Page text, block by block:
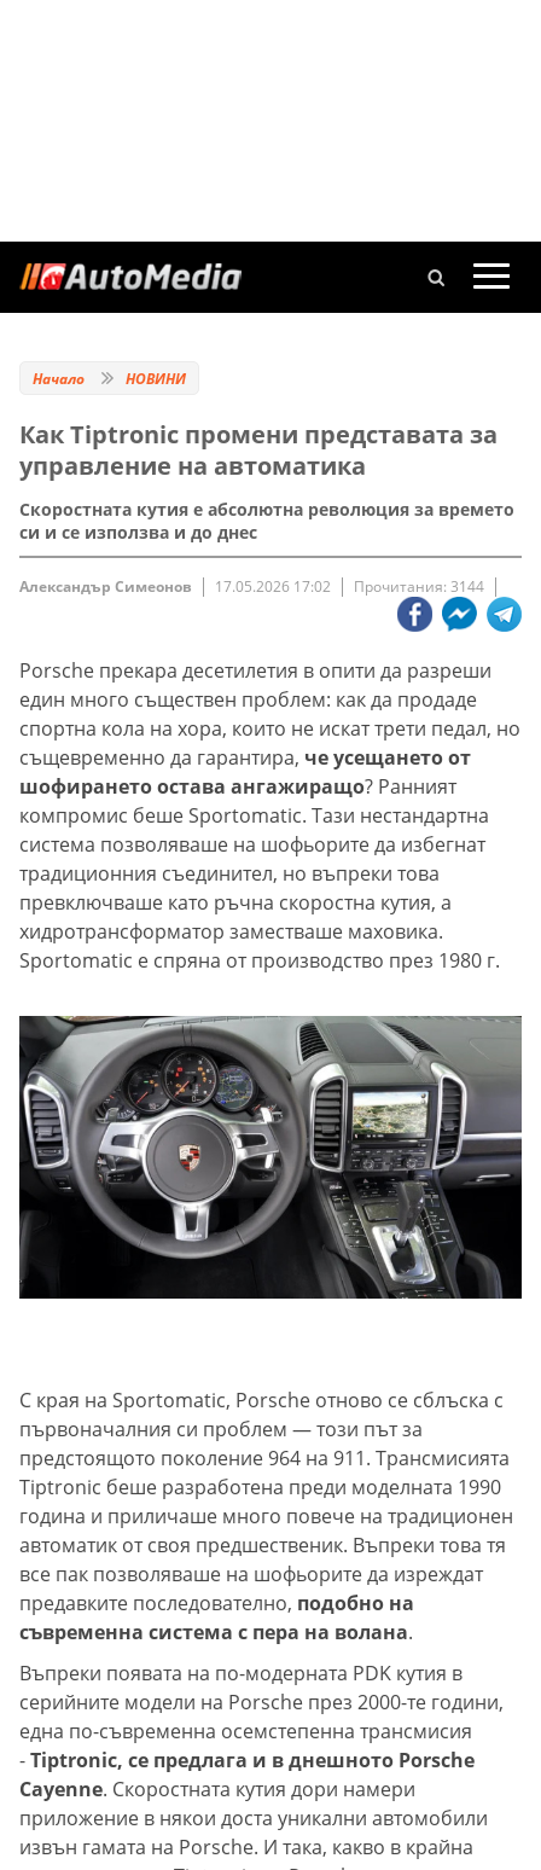
Начало НОВИНИ
Как Tiptronic промени представата за
управление на автоматика
Скоростната кутия е абсолютна революция за времето
си и се използва и до днес
Александър Симеонов 17.05.2026 17:02 Прочитания: 3144
Porsche прекара десетилетия в опити да разреши
един много съществен проблем: как да продаде
спортна кола на хора, които не искат трети педал, но
същевременно да гарантира, че усещането от
шофирането остава ангажиращо? Ранният
компромис беше Sportomatic. Тази нестандартна
система позволяваше на шофьорите да избегнат
традиционния съединител, но въпреки това
превключваше като ръчна скоростна кутия, а
хидротрансформатор заместваше маховика.
Sportomatic е спряна от производство през 1980 г.
С края на Sportomatic, Porsche отново се сблъска с
първоначалния си проблем — този път за
предстоящото поколение 964 на 911. Трансмисията
Tiptronic беше разработена преди моделната 1990
година и приличаше много повече на традиционен
автоматик от своя предшественик. Въпреки това тя
все пак позволяваше на шофьорите да изреждат
предавките последователно, подобно на
съвременна система с пера на волана.
Въпреки появата на по-модерната PDK кутия в
серийните модели на Porsche през 2000-те години,
една по-съвременна осемстепенна трансмисия
-Tiptronic, се предлага и в днешното Porsche
Cayenne. Скоростната кутия дори намери
приложение в някои доста уникални автомобили
извън гамата на Porsche. И така, какво в крайна